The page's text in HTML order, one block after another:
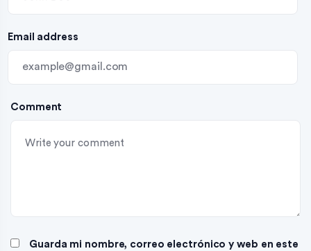
Comment
Email address
Guarda mi nombre, correo electrónico y web en este